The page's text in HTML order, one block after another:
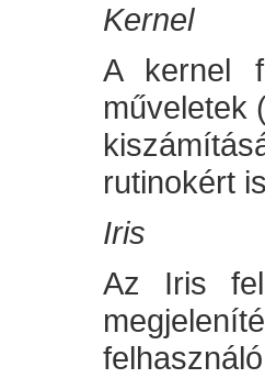
Kernel
A kernel
műveletek
rutinokért
Iris
Az Iris